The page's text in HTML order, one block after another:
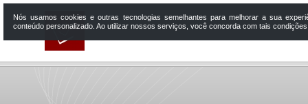
Nós usamos cookies e outras tecnologias semelhantes para melhorar a sua
conteúdo personalizado. Ao utilizar nossos serviços, você concorda com tais